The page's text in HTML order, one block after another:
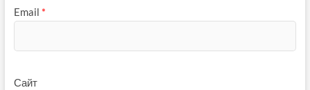
Email *
Сайт